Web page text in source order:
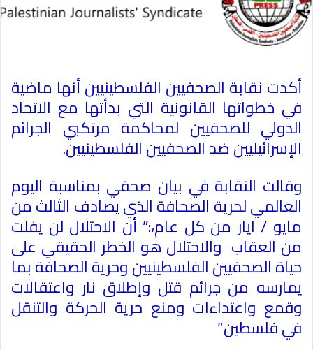
أكدت نقابة الصحفيين الفلسطينيين أنها ماضية
في خطواتها القانونية التي بدأتها مع الاتحاد
الدولي للصحفيين لمحاكمة مرتكبي الجرائم
الإسرائيليين ضد الصحفيين الفلسطينيين.
وقالت النقابة في بيان صحفي بمناسبة اليوم
العالمي لحرية الصحافة الذي يصادف الثالث من
مايو / ايار من كل عام،:” أن الاحتلال لن يفلت
من العقاب والاحتلال هو الخطر الحقيقي على
حياة الصحفيين الفلسطينيين وحرية الصحافة بما
يمارسه من جرائم قتل وإطلاق نار واعتقالات
وقمع واعتداءات ومنع حرية الحركة والتنقل
في فلسطين”.